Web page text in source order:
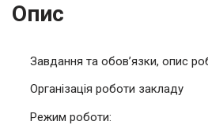
Опис
Завдання та обов’язки, опис
Організація роботи закладу
Режим роботи: